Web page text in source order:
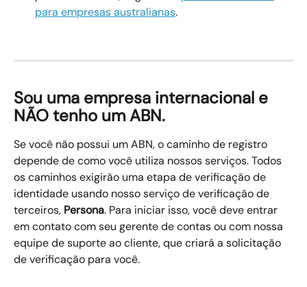
para empresas australianas.
Sou uma empresa internacional e
NÃO tenho um ABN.
Se você não possui um ABN, o caminho de registro
depende de como você utiliza nossos serviços. Todos
os caminhos exigirão uma etapa de verificação de
identidade usando nosso serviço de verificação de
terceiros, Persona. Para iniciar isso, você deve entrar
em contato com seu gerente de contas ou com nossa
equipe de suporte ao cliente, que criará a solicitação
de verificação para você.